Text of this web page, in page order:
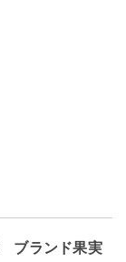
ブランド果実